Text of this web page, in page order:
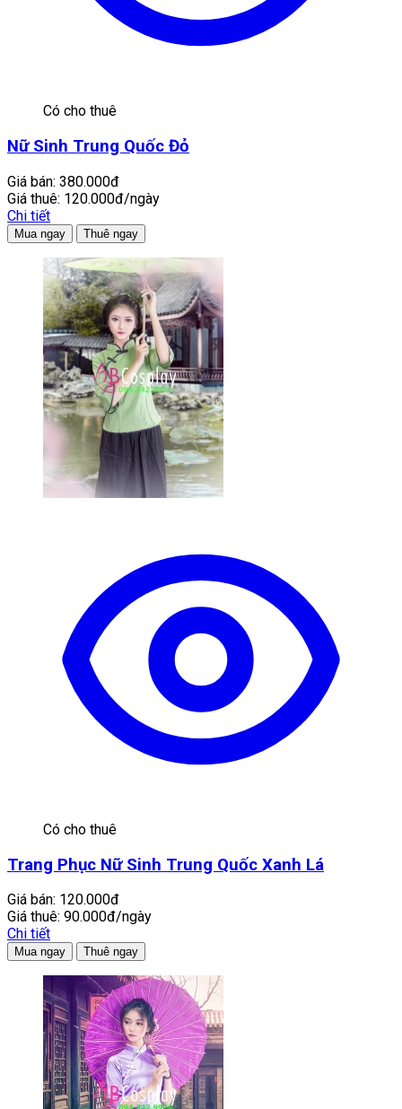
Có cho thuê
Nữ Sinh Trung Quốc Đỏ
Giá bán: 380.000đ
Giá thuê: 120.000đ/ngày
Chi tiết
Mua ngay Thuê ngay
Có cho thuê
Trang Phục Nữ Sinh Trung Quốc Xanh Lá
Giá bán: 120.000đ
Giá thuê: 90.000đ/ngày
Chi tiết
Mua ngay Thuê ngay